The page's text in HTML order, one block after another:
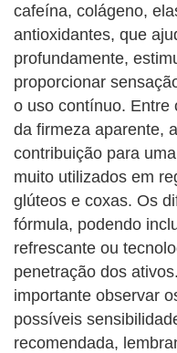
cafeína, colágeno,
antioxidantes, que
profundamente,
proporcionar
o uso contínuo. Entre
da firmeza aparente,
contribuição para
muito utilizados em
glúteos e coxas. Os
fórmula, podendo
refrescante ou
penetração dos
importante observar
possíveis
recomendada,